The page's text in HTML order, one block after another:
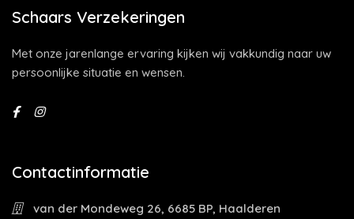
Schaars Verzekeringen
Met onze jarenlange ervaring kijken wij vakkundig naar uw
persoonlijke situatie en wensen.
Contactinformatie
van der Mondeweg 26, 6685 BP, Haalderen